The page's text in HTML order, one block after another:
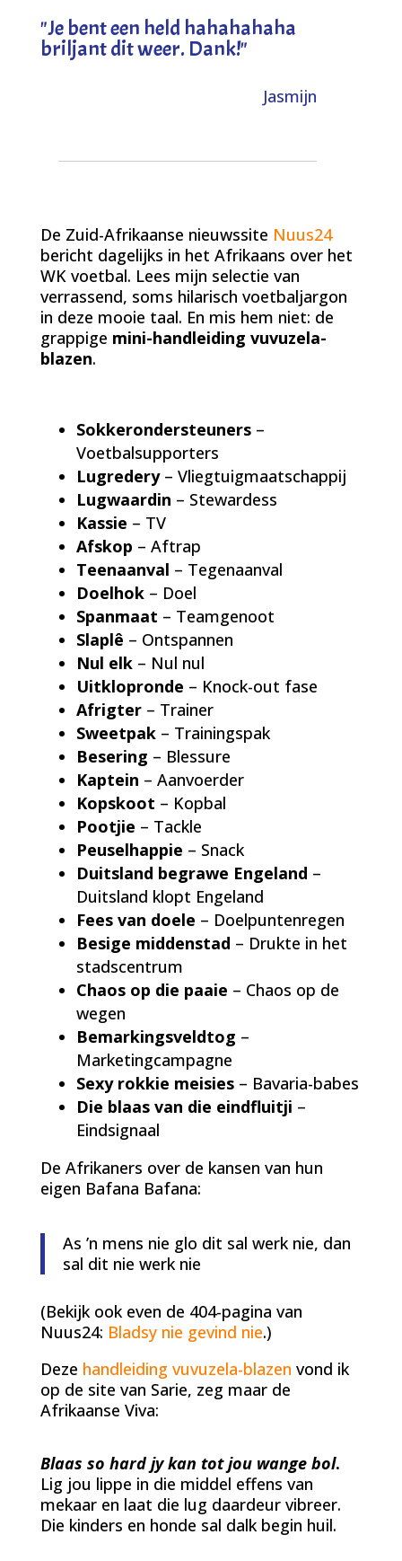
"Je bent een held hahahahaha
briljant dit weer. Dank!"
Jasmijn
De Zuid-Afrikaanse nieuwssite Nuus24
bericht dagelijks in het Afrikaans over het
WK voetbal. Lees mijn selectie van
verrassend, soms hilarisch voetbaljargon
in deze mooie taal. En mis hem niet: de
grappige mini-handleiding vuvuzela-
blazen.
Sokkerondersteuners –
Voetbalsupporters
Lugredery – Vliegtuigmaatschappij
Lugwaardin – Stewardess
Kassie – TV
Afskop – Aftrap
Teenaanval – Tegenaanval
Doelhok – Doel
Spanmaat – Teamgenoot
Slaplê – Ontspannen
Nul elk– Nul nul
Uitklopronde – Knock-out fase
Afrigter – Trainer
Sweetpak – Trainingspak
Besering – Blessure
Kaptein – Aanvoerder
Kopskoot – Kopbal
Pootjie – Tackle
Peuselhappie – Snack
Duitsland begrawe Engeland –
Duitsland klopt Engeland
Fees van doele – Doelpuntenregen
Besige middenstad – Drukte in het
stadscentrum
Chaos op die paaie – Chaos op de
wegen
Bemarkingsveldtog –
Marketingcampagne
Sexy rokkie meisies– Bavaria-babes
Die blaas van die eindfluitji –
Eindsignaal
De Afrikaners over de kansen van hun
eigen Bafana Bafana:
As ’n mens nie glo dit sal werk nie, dan
sal dit nie werk nie
(Bekijk ook even de 404-pagina van
Nuus24: Bladsy nie gevind nie.)
Deze handleiding vuvuzela-blazen vond ik
op de site van Sarie, zeg maar de
Afrikaanse Viva:
Blaas so hard jy kan tot jou wange bol.
Lig jou lippe in die middel effens van
mekaar en laat die lug daardeur vibreer.
Die kinders en honde sal dalk begin huil.